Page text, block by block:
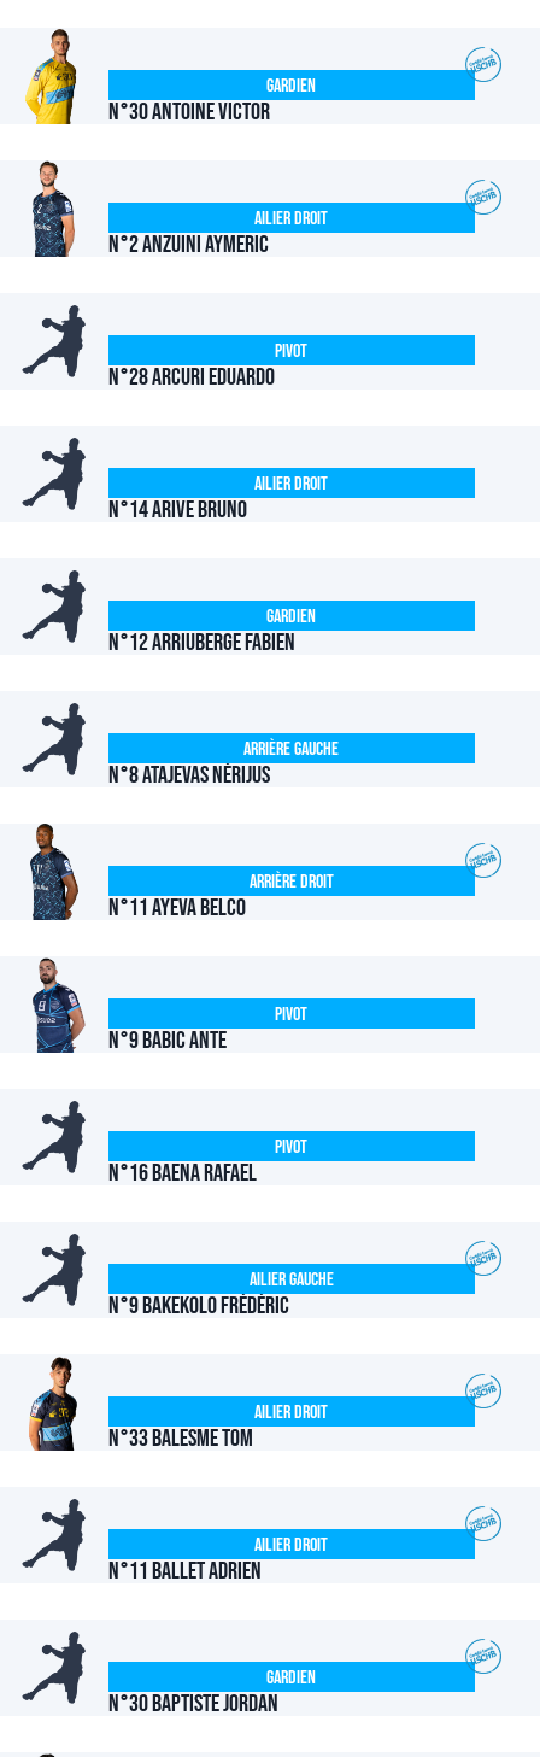
N°30 ANTOINE Victor
Gardien
N°2 ANZUINI Aymeric
Ailier Droit
N°28 ARCURI Eduardo
Pivot
N°14 ARIVE Bruno
Ailier Droit
N°12 ARRIUBERGE Fabien
Gardien
N°8 ATAJEVAS Nérijus
Arrière Gauche
N°11 Ayeva Belco
Arrière Droit
N°9 BABIC Ante
Pivot
N°16 BAENA Rafael
Pivot
N°9 BAKEKOLO Frédéric
Ailier Gauche
N°33 BALESME Tom
Ailier Droit
N°11 BALLET Adrien
Ailier Droit
N°30 BAPTISTE Jordan
Gardien